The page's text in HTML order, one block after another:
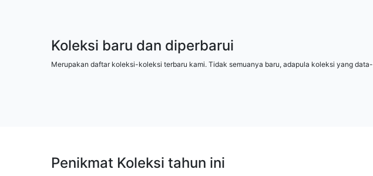
Koleksi baru dan diperbarui
Merupakan daftar koleksi-koleksi terbaru kami. Tidak semuanya baru, adapula koleksi yang
Penikmat Koleksi tahun ini